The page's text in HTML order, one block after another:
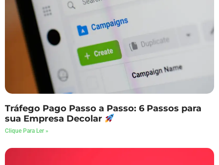
Tráfego Pago Passo a Passo: 6 Passos para
sua Empresa Decolar
Clique Para Ler »